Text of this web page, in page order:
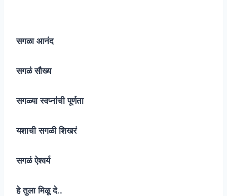
सगळा आनंद
सगळं सौख्य
सगळ्या स्वप्नांची पूर्णता
यशाची सगळी शिखरं
सगळं ऐश्वर्य
हे तुला मिळू दे..